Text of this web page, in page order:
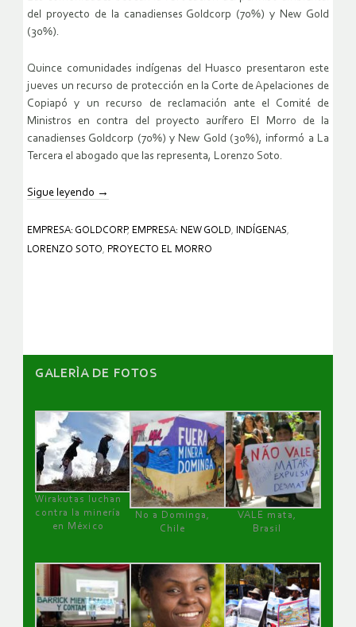
del proyecto de la canadienses Goldcorp (70%) y New Gold
(30%).
Quince comunidades indígenas del Huasco presentaron este
jueves un recurso de protección en la Corte de Apelaciones de
Copiapó y un recurso de reclamación ante el Comité de
Ministros en contra del proyecto aurífero El Morro de la
canadienses Goldcorp (70%) y New Gold (30%), informó a La
Tercera el abogado que las representa, Lorenzo Soto.
Sigue leyendo →
EMPRESA: GOLDCORP, EMPRESA: NEW GOLD, INDÍGENAS,
LORENZO SOTO, PROYECTO EL MORRO
GALERÌA DE FOTOS
Wirakutas luchan
contra la minería
en México
No a Dominga,
Chile
VALE mata,
Brasil